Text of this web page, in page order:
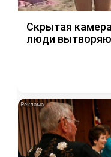
Скрытая
люди